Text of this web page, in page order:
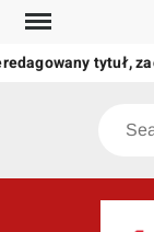
Skip
content
tytuł,